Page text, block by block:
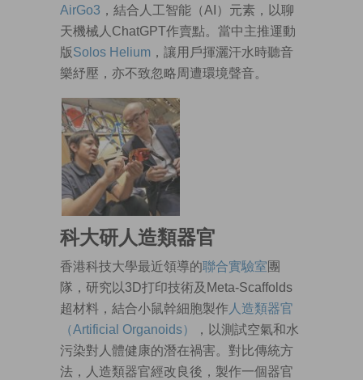
AirGo3 ，結合人工智能（AI）元素，以聊
天機械人ChatGPT作賣點。當中主推運動
版Solos Helium ，讓用戶揮灑汗水時聽音
樂紓壓，亦不致忽略周遭環境聲音。
科大研人造類器官
香港科技大學最近領導的聯合實驗室團
隊，研究以3D打印技術及Meta-Scaffolds
超材料，結合小鼠幹細胞製作 人造類器官
（Artificial Organoids）
，以測試空氣和水
污染對人體健康的潛在禍害。對比傳統方
法，人造類器官經改良後，製作一個器官